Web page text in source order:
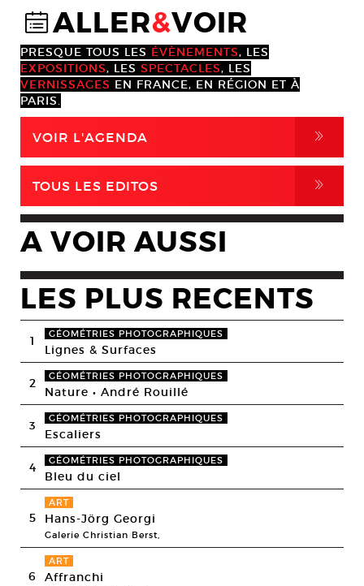
@ALLER&VOIR
PRESQUE TOUS LES ÉVÈNEMENTS, LES
EXPOSITIONS, LES SPECTACLES, LES
VERNISSAGES EN FRANCE, EN RÉGION ET À
PARIS.
VOIR L'AGENDA ,
TOUS LES EDITOS ,
A VOIR AUSSI
LES PLUS RECENTS
1 GÉOMÉTRIES PHOTOGRAPHIQUES
Lignes & Surfaces
2 GÉOMÉTRIES PHOTOGRAPHIQUES
Nature • André Rouillé
3 GÉOMÉTRIES PHOTOGRAPHIQUES
Escaliers
4 GÉOMÉTRIES PHOTOGRAPHIQUES
Bleu du ciel
5
ART
Hans-Jörg Georgi
Galerie Christian Berst,
6
ART
Affranchi